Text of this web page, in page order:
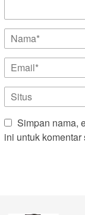
Simpan nama,
ini untuk